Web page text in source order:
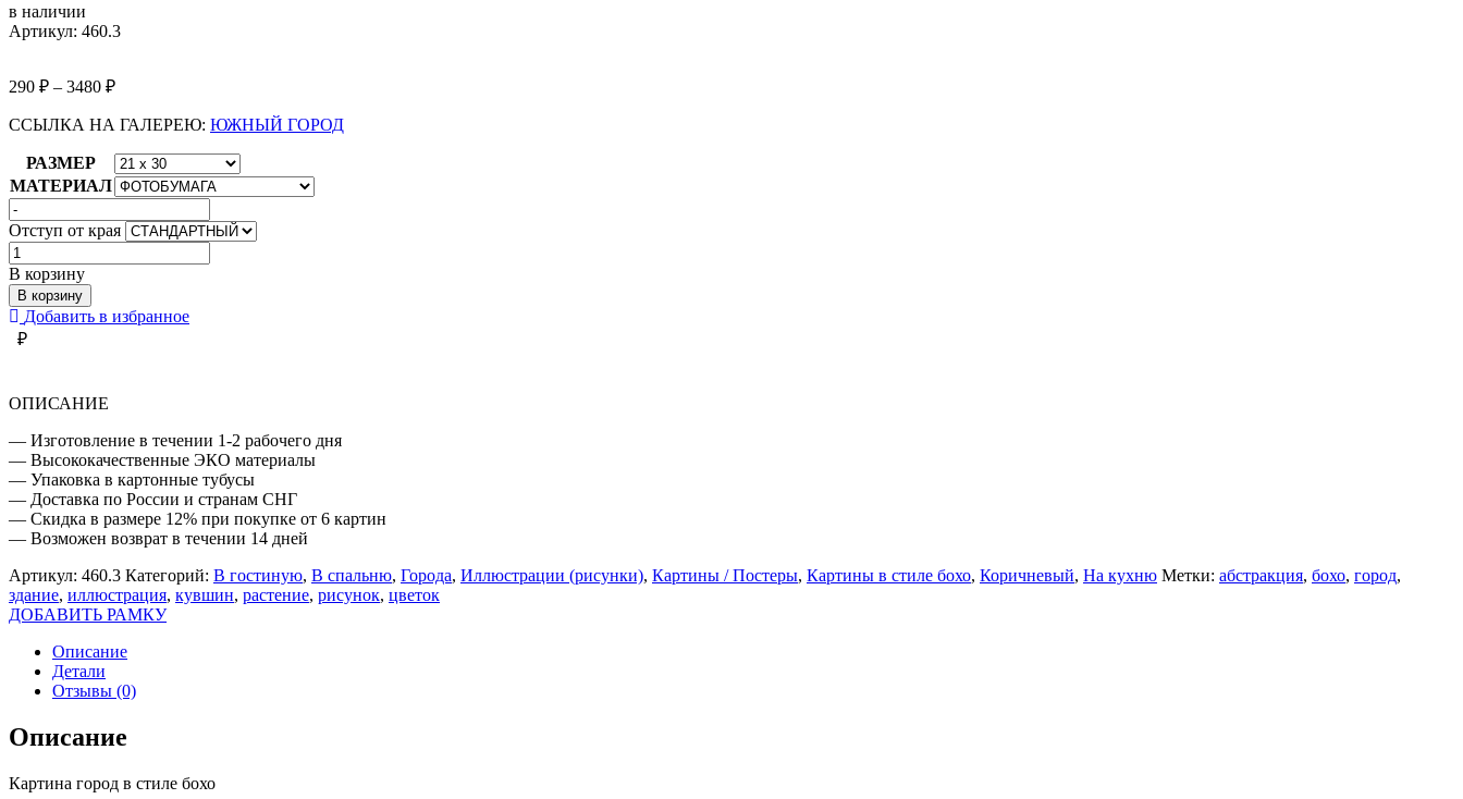
в наличии
Артикул: 460.3
290 ₽ – 3480 ₽
ССЫЛКА НА ГАЛЕРЕЮ: ЮЖНЫЙ ГОРОД
РАЗМЕР
МАТЕРИАЛ
Отступ от края
Количество
товара
ГОРОД
В
СТИЛЕ
БОХО
В корзину
В корзину
Добавить в избранное
₽
ОПИСАНИЕ
— Изготовление в течении 1-2 рабочего дня
— Высококачественные ЭКО материалы
— Упаковка в картонные тубусы
— Доставка по России и странам СНГ
— Скидка в размере 12% при покупке от 6 картин
— Возможен возврат в течении 14 дней
Артикул: 460.3 Категорий: В гостиную, В спальню, Города, Иллюстрации (рисунки), Картины / Постеры, Картины в стиле бохо, Коричневый, На кухню Метки: абстракция, бохо, город,
здание, иллюстрация, кувшин, растение, рисунок, цветок
ДОБАВИТЬ РАМКУ
Описание
Детали
Отзывы (0)
Описание
Картина город в стиле бохо